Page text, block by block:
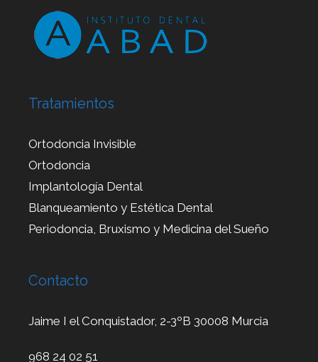
Tratamientos
Ortodoncia Invisible
Ortodoncia
Implantología Dental
Blanqueamiento y Estética Dental
Periodoncia, Bruxismo y Medicina del Sueño
Contacto
Jaime I el Conquistador, 2-3ºB 30008 Murcia
968 24 02 51